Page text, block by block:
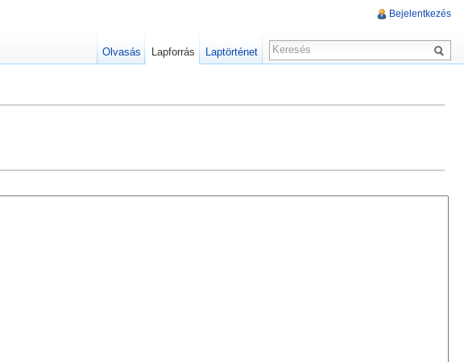
Bejelentkezés
Olvasás Lapforrás Laptörténet